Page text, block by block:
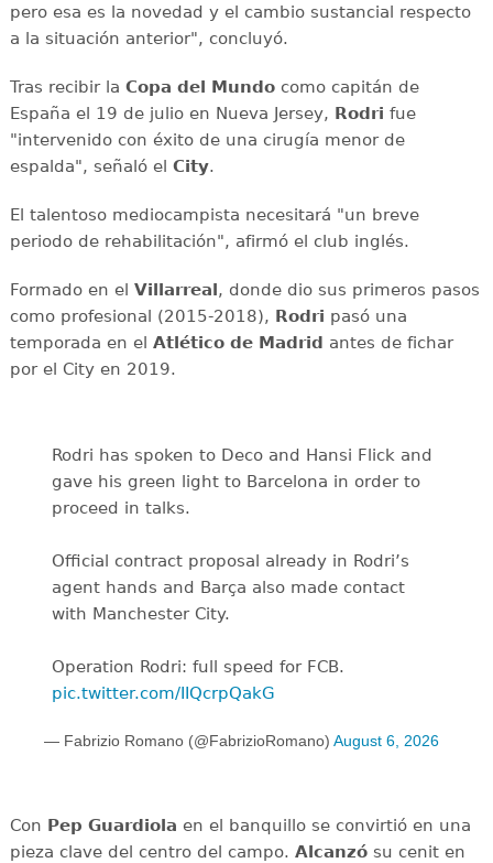
pero esa es la novedad y el cambio sustancial respecto
a la situación anterior", concluyó.
Tras recibir la Copa del Mundocomo capitán de
España el 19 de julio en Nueva Jersey, Rodri fue
"intervenido con éxito de una cirugía menor de
espalda", señaló el City.
El talentoso mediocampista necesitará "un breve
periodo de rehabilitación", afirmó el club inglés.
Formado en el Villarreal, donde dio sus primeros pasos
como profesional (2015-2018), Rodri pasó una
temporada en el Atlético de Madrid antes de fichar
por el City en 2019.
Rodri has spoken to Deco and Hansi Flick and
gave his green light to Barcelona in order to
proceed in talks.
Official contract proposal already in Rodri’s
agent hands and Barça also made contact
with Manchester City.
Operation Rodri: full speed for FCB.
pic.twitter.com/IIQcrpQakG
— Fabrizio Romano (@FabrizioRomano) August 6, 2026
Con Pep Guardiola en el banquillo se convirtió en una
pieza clave del centro del campo. Alcanzósu cenit en